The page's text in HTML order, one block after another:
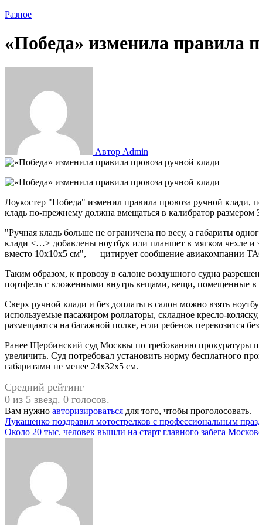
Разное
«Победа» изменила правила
Автор Admin
Лоукостер "Победа" изменил правила провоза ручной клади,
кладь по-прежнему должна вмещаться в калибратор
"Ручная кладь больше не ограничена по весу, а габариты
клади <…> добавлены ноутбук или планшет в мягком чехле и
вместо 10х10х5 см", — цитирует сообщение авиакомпании
Таким образом, к провозу в салоне воздушного судна
портфель с вложенными внутрь вещами, вещи, помещенные в
Сверх ручной клади и без доплаты в салон можно взять
используемые пасажиром роллаторы, складное кресло-
размещаются на багажной полке, если ребенок перевозится
Ранее Щербинский суд Москвы по требованию прокуратуры
увеличить. Суд потребовал установить норму бесплатного
габаритами не менее 24x32x5 см.
Средний рейтинг
0 из 5 звезд. 0 голосов.
Вам нужно авторизироваться для того, чтобы проголосовать.
Навигация
по
Лукашенко поздравил мотострелков с профессиональным
Около 20 тыс. человек вышли на старт главного забега